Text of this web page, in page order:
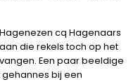
cq Hagenaars
die rekels toch op het
Een paar beeldige
gehannes bij een